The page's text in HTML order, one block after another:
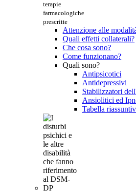
terapie
farmacologiche
prescritte
Attenzione alle
Quali effetti collaterali?
Che cosa sono?
Come funzionano?
Quali sono?
Antipsicotici
Antidepressivi
Stabilizzatori
Ansiolitici ed
Tabella